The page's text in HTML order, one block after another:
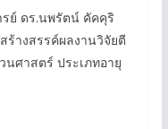
ย์ ดร.นพรัตน์ คัคคุริ
ร้างสรรค์ผลงานวิจัยตี
ศาสตร์ ประเภทอายุ